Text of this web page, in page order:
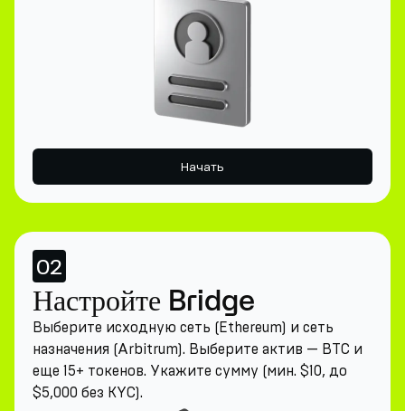
Начать
02
Настройте Bridge
Выберите исходную сеть (Ethereum) и сеть
назначения (Arbitrum). Выберите актив — BTC и
еще 15+ токенов. Укажите сумму (мин. $10, до
$5,000 без KYC).